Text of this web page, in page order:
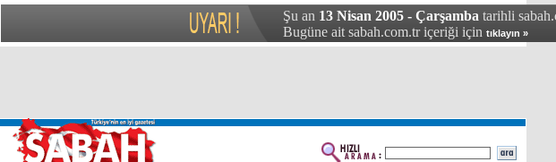
Şu an 13 Nisan 2005 - Çarşamba tarihli
Bugüne ait sabah.com.tr içeriği için tıklayın »